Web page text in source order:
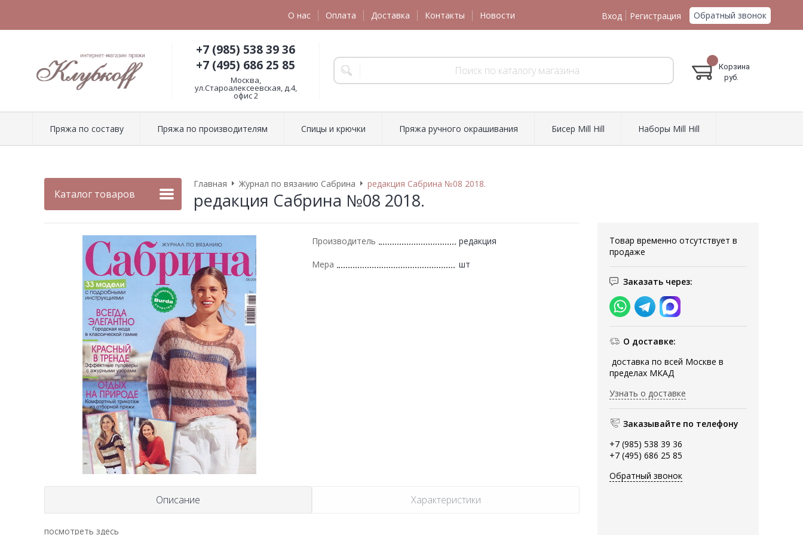
О нас Оплата Доставка Контакты Новости Вход Регистрация Обратный звонок
+7 (985) 538 39 36
+7 (495) 686 25 85
Москва,
ул.Староалексеевская, д.4,
офис 2
Корзина
руб.
Пряжа по составу Пряжа по производителям Спицы и крючки Пряжа ручного окрашивания Биcер Mill Hill Наборы Mill Hill
Каталог товаров
Главная Журнал по вязанию Сабрина редакция Сабрина №08 2018.
редакция Сабрина №08 2018.
Товар временно отсутствует в
продаже
Заказать через:
О доставке:
доставка по всей Москве в
пределах МКАД
Узнать о доставке
Заказывайте по телефону
+7 (985) 538 39 36
+7 (495) 686 25 85
Обратный звонок
Производитель редакция
Мера шт
Описание Характеристики
посмотреть здесь